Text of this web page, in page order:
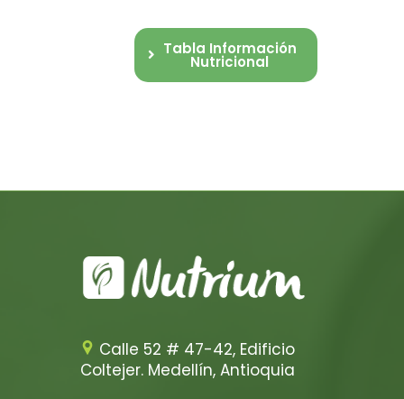
Tabla Información
Nutricional
Calle 52 # 47-42, Edificio
Coltejer. Medellín, Antioquia